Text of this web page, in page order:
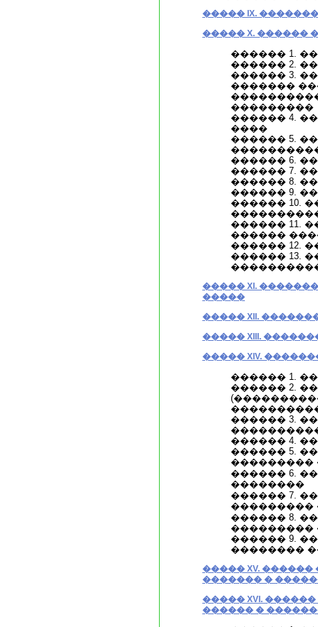
����� IX.
����� X. ������
������ 1.
������ 2.
������ 3.
�������
���������
������ 4.
����
������ 5.
������ 6.
������ 7.
������ 8.
������ 9.
������ 10.
������ 11.
������
������ 12.
������ 13.
����� XI.
�����
����� XII.
����� XIII.
����� XIV.
������ 1.
������ 2.
������ 3.
������ 4.
������ 5.
���������
������ 6.
��������
������ 7.
���������
������ 8.
���������
������ 9.
��������
����� XV.
������� �
����� XVI.
������ �